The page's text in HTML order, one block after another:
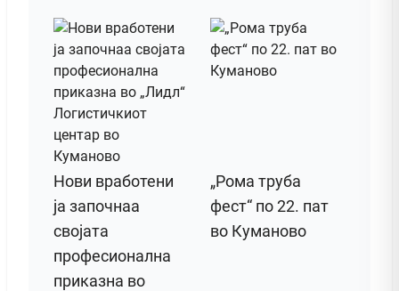
Нови вработени
ја започнаа
својата
професионална
приказна во
„Рома труба
фест“ по 22. пат
во Куманово